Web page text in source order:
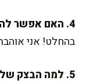
4. האם אפשר להוסיף תבלינים לבצק?
בהחלט! אני
5. למה הבצק שלי לא תפח כמו שצריך?